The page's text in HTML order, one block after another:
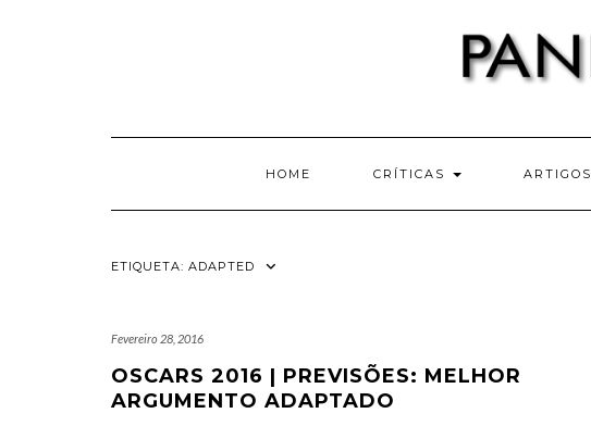
HOME CRÍTICAS ARTIGOS
ETIQUETA: ADAPTED
Fevereiro 28, 2016
OSCARS 2016 | PREVISÕES: MELHOR
ARGUMENTO ADAPTADO